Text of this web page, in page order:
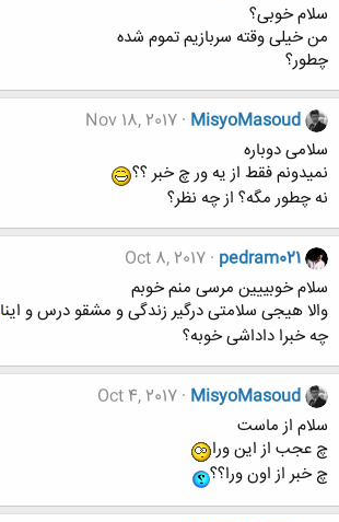
سلام خوبی؟
من خیلی وقته سربازیم تموم شده
چطور؟
MisyoMasoud
Nov 18, 2017
سلامی دوباره
نمیدونم فقط از یه ور چ خبر ؟؟
نه چطور مگه؟ از چه نظر؟
pedram021
Oct 8, 2017
سلام خوبییین مرسی منم خوبم
والا هیجی سلامتی درگیر زندگی و مشقو درس و اینا
چه خبرا داداشی خوبه؟
MisyoMasoud
Oct 4, 2017
سلام از ماست
چ عجب از این ورا
چ خبر از اون ورا؟؟